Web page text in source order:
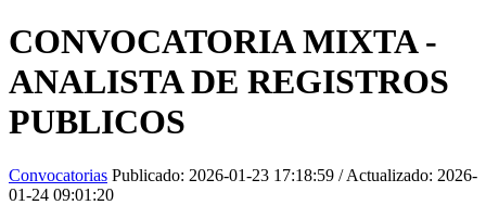
CONVOCATORIA MIXTA -
ANALISTA DE REGISTROS
PUBLICOS
Convocatorias Publicado: 2026-01-23 17:18:59 / Actualizado: 2026-
01-24 09:01:20